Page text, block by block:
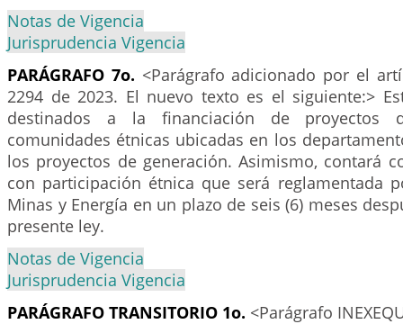
Notas de Vigencia
Jurisprudencia Vigencia
PARÁGRAFO 7o. <Parágrafo adicionado por el
2294 de 2023. El nuevo texto es el siguiente:>
destinados a la financiación de proyectos
comunidades étnicas ubicadas en los
los proyectos de generación. Asimismo, contará
con participación étnica que será reglamentada
Minas y Energía en un plazo de seis (6) meses
presente ley.
Notas de Vigencia
Jurisprudencia Vigencia
PARÁGRAFO TRANSITORIO 1o. <Parágrafo